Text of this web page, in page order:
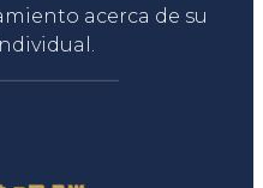
acerca de su